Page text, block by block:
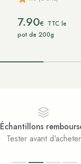
7.90€ TTC le
pot de 200g
Échantillons
Tester avant d'acheter